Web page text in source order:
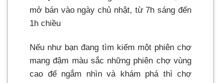
mở bán vào ngày chủ nhật, từ 7h sáng đến
1h chiều
Nếu như bạn đang tìm kiếm một phiên chợ
mang đậm màu sắc những phiên chợ vùng
cao để ngắm nhìn và khám phá thì chợ